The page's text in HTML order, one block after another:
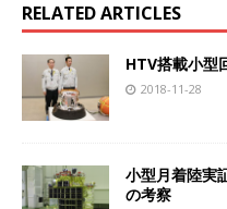
o
k
r
RELATED ARTICLES
HTV搭載小型
2018-11-28
小型月着陸実
の考察